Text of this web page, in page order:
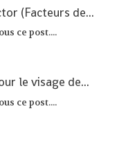
(Facteurs de...
ce post....
le visage de...
ce post....